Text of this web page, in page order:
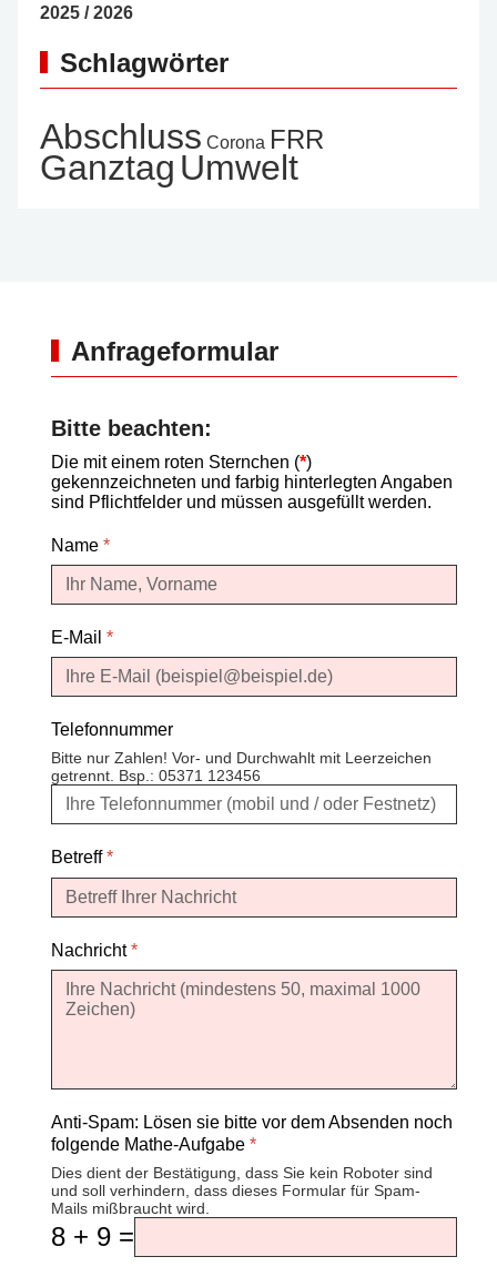
2025 / 2026
Schlagwörter
Abschluss Corona FRR
Ganztag Umwelt
Anfrageformular
Bitte beachten:
Die mit einem roten Sternchen (*)
gekennzeichneten und farbig hinterlegten Angaben
sind Pflichtfelder und müssen ausgefüllt werden.
Name*
E-Mail*
Telefonnummer
Bitte nur Zahlen! Vor- und Durchwahlt mit Leerzeichen
getrennt. Bsp.: 05371 123456
Betreff*
Nachricht*
Anti-Spam: Lösen sie bitte vor dem Absenden noch
folgende Mathe-Aufgabe*
Dies dient der Bestätigung, dass Sie kein Roboter sind
und soll verhindern, dass dieses Formular für Spam-
Mails mißbraucht wird.
8 + 9 =